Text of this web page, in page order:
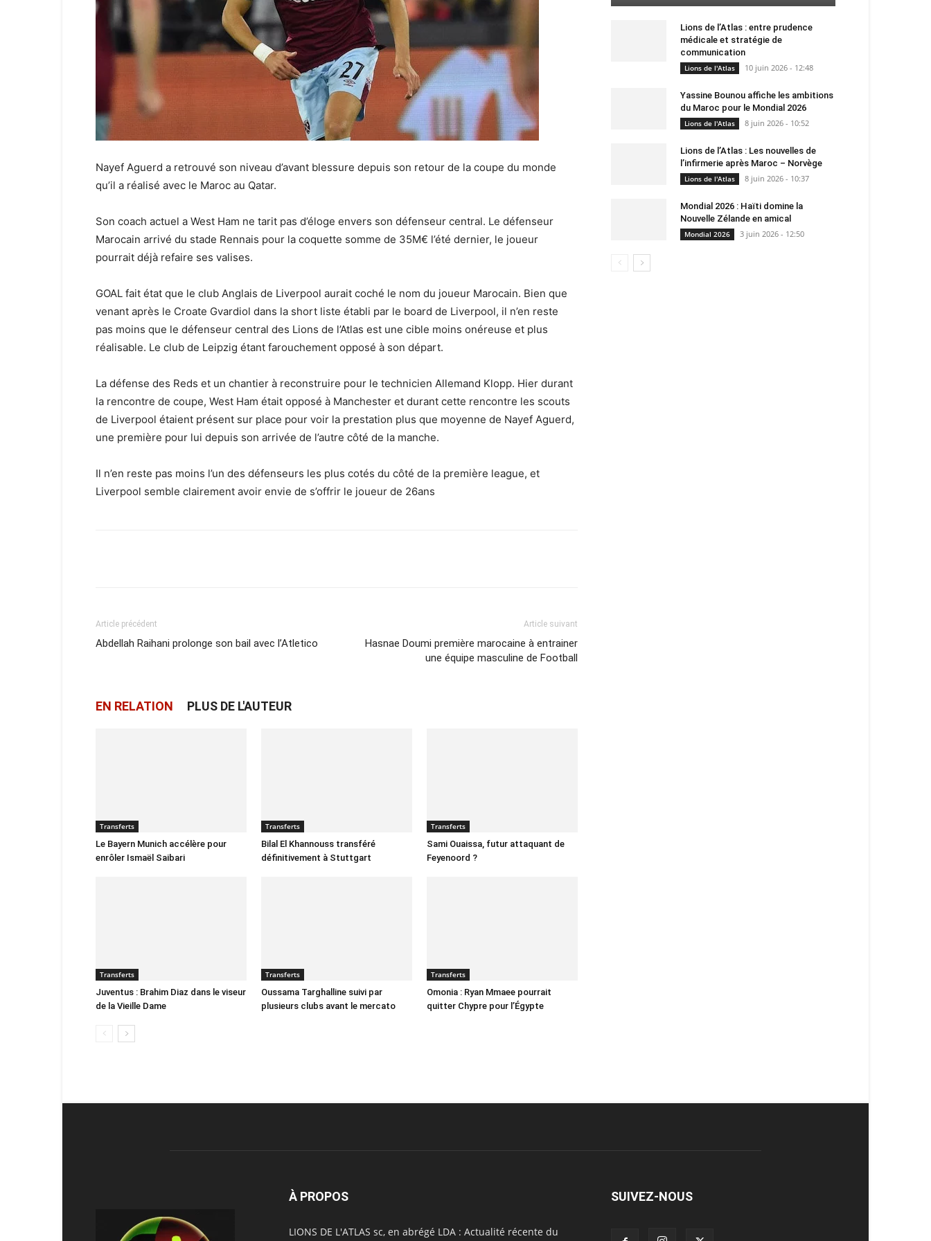
Nayef Aguerd a retrouvé son niveau d’avant blessure depuis son retour de la coupe du monde
qu’il a réalisé avec le Maroc au Qatar.
Son coach actuel a West Ham ne tarit pas d’éloge envers son défenseur central. Le défenseur
Marocain arrivé du stade Rennais pour la coquette somme de 35M€ l’été dernier, le joueur
pourrait déjà refaire ses valises.
GOAL fait état que le club Anglais de Liverpool aurait coché le nom du joueur Marocain. Bien que
venant après le Croate Gvardiol dans la short liste établi par le board de Liverpool, il n’en reste
pas moins que le défenseur central des Lions de l’Atlas est une cible moins onéreuse et plus
réalisable. Le club de Leipzig étant farouchement opposé à son départ.
La défense des Reds et un chantier à reconstruire pour le technicien Allemand Klopp. Hier durant
la rencontre de coupe, West Ham était opposé à Manchester et durant cette rencontre les scouts
de Liverpool étaient présent sur place pour voir la prestation plus que moyenne de Nayef Aguerd,
une première pour lui depuis son arrivée de l’autre côté de la manche.
Il n’en reste pas moins l’un des défenseurs les plus cotés du côté de la première league, et
Liverpool semble clairement avoir envie de s’offrir le joueur de 26ans
Article précédent
Abdellah Raihani prolonge son bail avec l’Atletico
Article suivant
Hasnae Doumi première marocaine à entrainer
une équipe masculine de Football
EN RELATION PLUS DE L'AUTEUR
Transferts
Le Bayern Munich accélère pour
enrôler Ismaël Saibari
Transferts
Bilal El Khannouss transféré
définitivement à Stuttgart
Transferts
Sami Ouaissa, futur attaquant de
Feyenoord ?
Transferts
Juventus : Brahim Diaz dans le viseur
de la Vieille Dame
Transferts
Oussama Targhalline suivi par
plusieurs clubs avant le mercato
Transferts
Omonia : Ryan Mmaee pourrait
quitter Chypre pour l’Égypte
Lions de l’Atlas : entre prudence
médicale et stratégie de
communication
Lions de l'Atlas 10 juin 2026 - 12:48
Yassine Bounou affiche les ambitions
du Maroc pour le Mondial 2026
Lions de l'Atlas 8 juin 2026 - 10:52
Lions de l’Atlas : Les nouvelles de
l’infirmerie après Maroc – Norvège
Lions de l'Atlas 8 juin 2026 - 10:37
Mondial 2026 : Haïti domine la
Nouvelle Zélande en amical
Mondial 2026 3 juin 2026 - 12:50
À PROPOS
LIONS DE L'ATLAS sc, en abrégé LDA : Actualité récente du
SUIVEZ-NOUS